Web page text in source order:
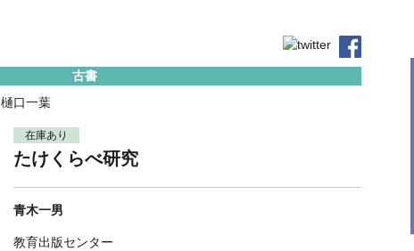
古書
樋口一葉
在庫あり
たけくらべ研究
青木一男
教育出版センター